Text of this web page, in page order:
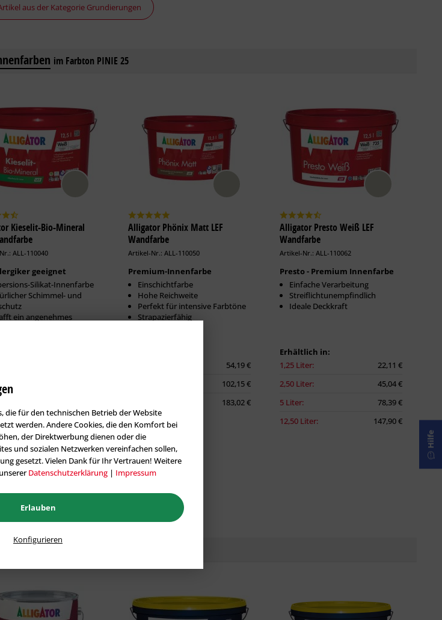
aus der Kategorie Grundierungen
im Farbton PINIE 25
Kieselit-Bio-Mineral
ALL-110040
geeignet
Silikat-Innenfarbe
Schimmel- und
ein angenehmes
142,11 €
Alligator Phönix Matt LEF
Wandfarbe
Artikel-Nr.: ALL-110050
Premium-Innenfarbe
Einschichtfarbe
Hohe Reichweite
Perfekt für intensive Farbtöne
Strapazierfähig
54,19 €
102,15 €
183,02 €
Alligator Presto Weiß LEF
Wandfarbe
Artikel-Nr.: ALL-110062
Presto - Premium Innenfarbe
Einfache Verarbeitung
Streiflichtunempfindlich
Ideale Deckkraft
Erhältlich in:
1,25 Liter:
22,11 €
2,50 Liter:
45,04 €
5 Liter:
78,39 €
12,50 Liter:
147,90 €
aus der Kategorie Innenfarben
Hilfe
die für den technischen Betrieb der Website
werden. Andere Cookies, die den Komfort bei
der Direktwerbung dienen oder die
und sozialen Netzwerken vereinfachen sollen,
gesetzt. Vielen Dank für Ihr Vertrauen! Weitere
Datenschutzerklärung | Impressum
Erlauben
Konfigurieren